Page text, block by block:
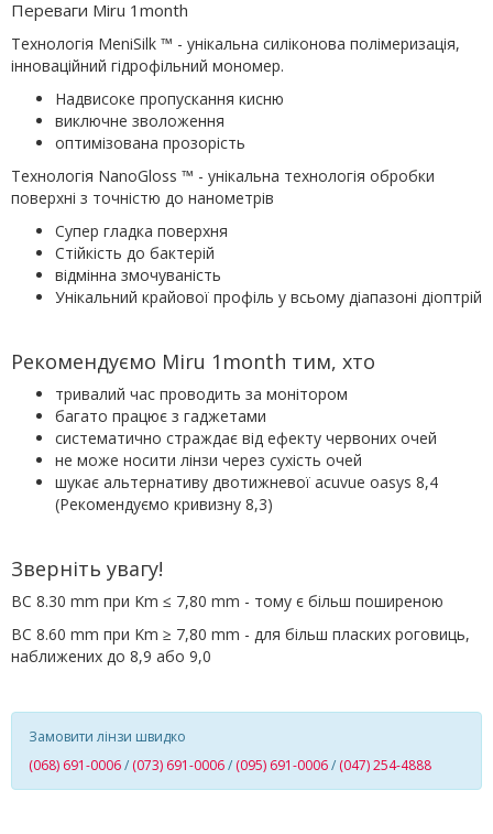
Переваги Miru 1month
Технологія MeniSilk ™ - унікальна силіконова полімеризація,
інноваційний гідрофільний мономер.
Надвисоке пропускання кисню
виключне зволоження
оптимізована прозорість
Технологія NanoGloss ™ - унікальна технологія обробки
поверхні з точністю до нанометрів
Супер гладка поверхня
Стійкість до бактерій
відмінна змочуваність
Унікальний крайової профіль у всьому діапазоні діоптрій
Рекомендуємо Miru 1month тим, хто
тривалий час проводить за монітором
багато працює з гаджетами
систематично страждає від ефекту червоних очей
не може носити лінзи через сухість очей
шукає альтернативу двотижневої acuvue oasys 8,4
(Рекомендуємо кривизну 8,3)
Зверніть увагу!
BС 8.30 mm при Km ≤ 7,80 mm - тому є більш поширеною
BC 8.60 mm при Km ≥ 7,80 mm - для більш пласких роговиць,
наближених до 8,9 або 9,0
Замовити лінзи швидко
(068) 691-0006/ (073) 691-0006/ (095) 691-0006/ (047) 254-4888